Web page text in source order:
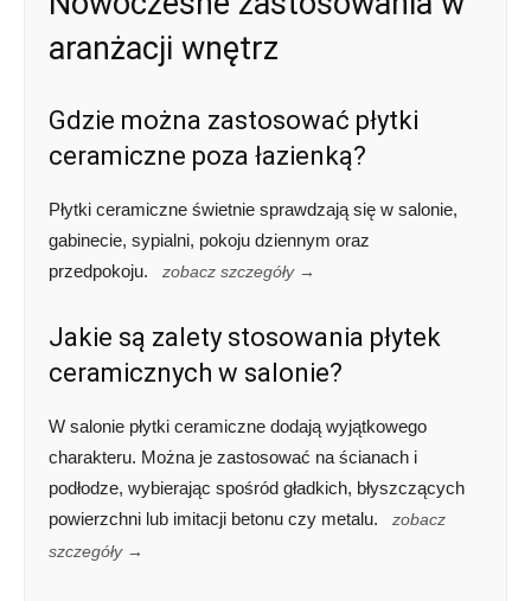
aranżacji wnętrz
Gdzie można zastosować płytki
ceramiczne poza łazienką?
Płytki ceramiczne świetnie sprawdzają się w salonie,
gabinecie, sypialni, pokoju dziennym oraz
przedpokoju.
zobacz szczegóły →
Jakie są zalety stosowania płytek
ceramicznych w salonie?
W salonie płytki ceramiczne dodają wyjątkowego
charakteru. Można je zastosować na ścianach i
podłodze, wybierając spośród gładkich, błyszczących
powierzchni lub imitacji betonu czy metalu.
zobacz
szczegóły →